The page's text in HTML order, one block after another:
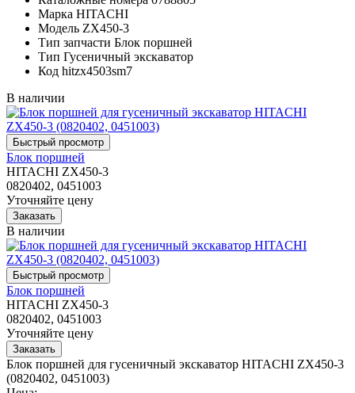
Марка HITACHI
Модель ZX450-3
Тип запчасти Блок поршней
Тип Гусеничный экскаватор
Код hitzx4503sm7
В наличии
Блок поршней
HITACHI ZX450-3
0820402, 0451003
Уточняйте цену
В наличии
Блок поршней
HITACHI ZX450-3
0820402, 0451003
Уточняйте цену
Блок поршней для гусеничный экскаватор HITACHI ZX450-3
(0820402, 0451003)